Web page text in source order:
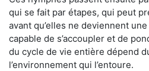
qui se fait par étapes, qui peut
avant qu’elles ne deviennent
capable de s’accoupler et de
du cycle de vie entière dépend
l’environnement qui l’entoure.